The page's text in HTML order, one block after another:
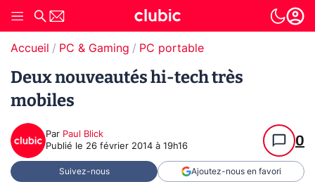
Accueil PC & Gaming PC portable
Deux nouveautés hi-tech très
mobiles
Par Paul Blick
Publié le 26 février 2014 à 19h16 0
Suivez-nous Ajoutez-nous en favori